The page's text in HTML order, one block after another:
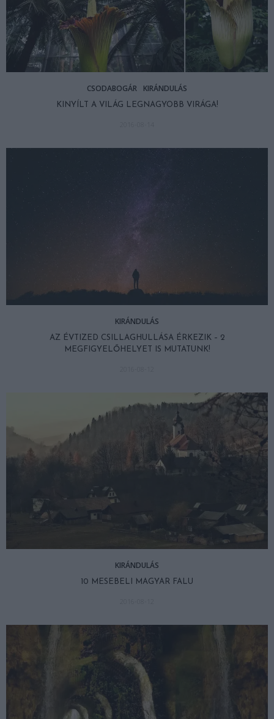
CSODABOGÁR KIRÁNDULÁS
KINYÍLT A VILÁG LEGNAGYOBB VIRÁGA!
KIRÁNDULÁS
AZ ÉVTIZED CSILLAGHULLÁSA ÉRKEZIK – 2
MEGFIGYELŐHELYET IS MUTATUNK!
KIRÁNDULÁS
10 MESEBELI MAGYAR FALU